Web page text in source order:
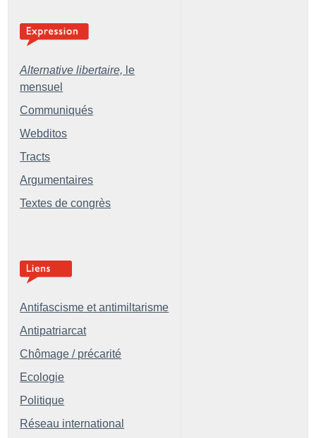
Alternative libertaire, le
mensuel
Communiqués
Webditos
Tracts
Argumentaires
Textes de congrès
Antifascisme et antimiltarisme
Antipatriarcat
Chômage / précarité
Ecologie
Politique
Réseau international